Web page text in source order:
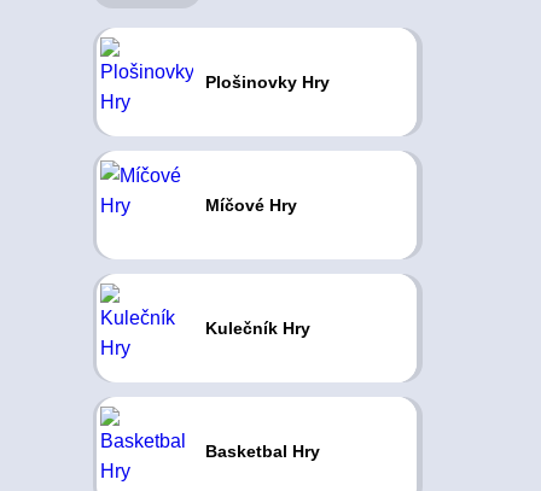
Plošinovky Hry
Míčové Hry
Kulečník Hry
Basketbal Hry